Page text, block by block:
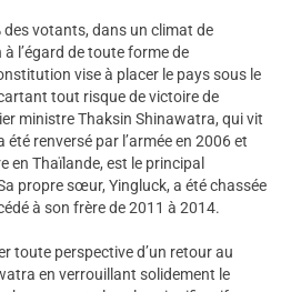
des votants, dans un climat de
l’égard de toute forme de
vise à placer le pays sous le
tout risque de victoire de
ministre Thaksin Shinawatra, qui vit
été renversé par l’armée en 2006 et
en Thaïlande, est le principal
propre sœur, Yingluck, a été chassée
à son frère de 2011 à 2014.
toute perspective d’un retour au
en verrouillant solidement le